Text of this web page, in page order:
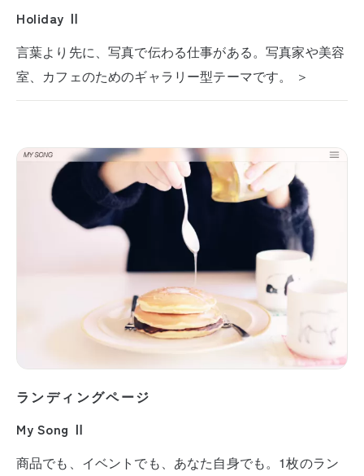
Holiday Ⅱ
言葉より先に、写真で伝わる仕事がある。写真家や美容
室、カフェのためのギャラリー型テーマです。 ＞
ランディングページ
My Song Ⅱ
商品でも、イベントでも、あなた自身でも。1枚のラン